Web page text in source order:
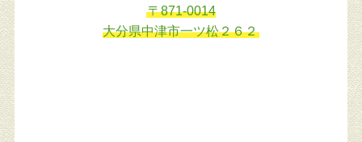
〒871-0014
大分県中津市一ツ松２６２